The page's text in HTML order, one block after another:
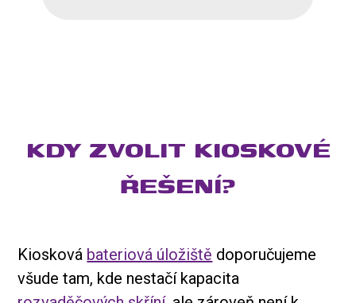
KDY ZVOLIT KIOSKOVÉ
ŘEŠENÍ?
Kiosková bateriová úložiště doporučujeme
všude tam, kde nestačí kapacita